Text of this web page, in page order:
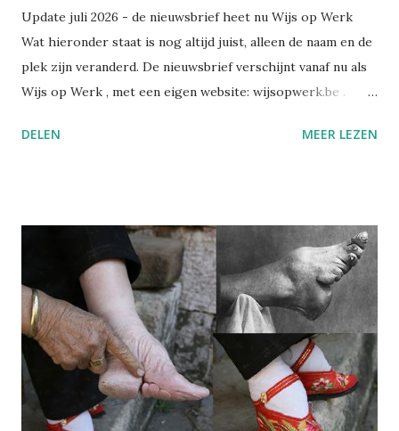
Update juli 2026 - de nieuwsbrief heet nu Wijs op Werk
Wat hieronder staat is nog altijd juist, alleen de naam en de
plek zijn veranderd. De nieuwsbrief verschijnt vanaf nu als
Wijs op Werk , met een eigen website: wijsopwerk.be .
gaat: welzijn, preventie, verzuim- en re-integratiebeleid,
voortaan op wijsopwerk.be . Inschrijven kan daar
rechtstreeks: wijsopwerk.be/nieuwsbrief . -- Juli 2025
Sinds kort heb ik op LinkedIn een nieuwsbrief gelanceerd:
Wegwijs in welzijn. Daarin bundel ik wekelijks de artikels
die ik publiceer over welzijn, preventie en
arbeidsgezondheid. De reden? Er verschijnt zoveel
informatie, wetswijzigingen en opinies dat het soms
moeilijk is om het overzicht te bewaren. Met deze
DELEN MEER LEZEN